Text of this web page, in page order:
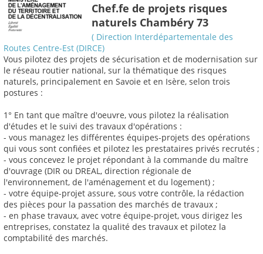
Chef.fe de projets risques
naturels Chambéry 73
( Direction Interdépartementale des
Routes Centre-Est (DIRCE)
Vous pilotez des projets de sécurisation et de modernisation sur
le réseau routier national, sur la thématique des risques
naturels, principalement en Savoie et en Isère, selon trois
postures :
1° En tant que maître d'oeuvre, vous pilotez la réalisation
d'études et le suivi des travaux d'opérations :
- vous managez les différentes équipes-projets des opérations
qui vous sont confiées et pilotez les prestataires privés recrutés ;
- vous concevez le projet répondant à la commande du maître
d'ouvrage (DIR ou DREAL, direction régionale de
l'environnement, de l'aménagement et du logement) ;
- votre équipe-projet assure, sous votre contrôle, la rédaction
des pièces pour la passation des marchés de travaux ;
- en phase travaux, avec votre équipe-projet, vous dirigez les
entreprises, constatez la qualité des travaux et pilotez la
comptabilité des marchés.